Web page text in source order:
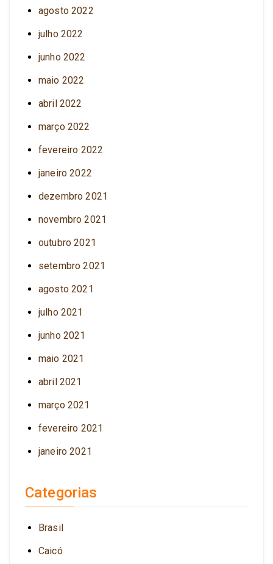
agosto 2022
julho 2022
junho 2022
maio 2022
abril 2022
março 2022
fevereiro 2022
janeiro 2022
dezembro 2021
novembro 2021
outubro 2021
setembro 2021
agosto 2021
julho 2021
junho 2021
maio 2021
abril 2021
março 2021
fevereiro 2021
janeiro 2021
Categorias
Brasil
Caicó